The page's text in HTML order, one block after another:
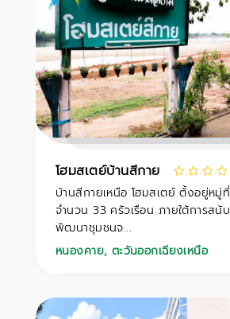
โฮมสเตย์บ้านสีกาย
บ้านสีกายเหนือ โฮมสเตย์ ตั้งอยู่หมู่
จำนวน 33 ครัวเรือน ภายใต้การสนั
พัฒนาชุมชนจ...
หนองคาย, ตะวันออกเฉียงเหนือ